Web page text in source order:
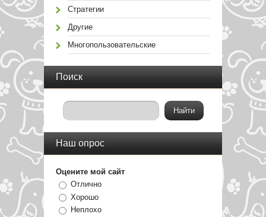
Стратегии
Другие
Многопользовательские
Поиск
Наш опрос
Оцените мой сайт
Отлично
Хорошо
Неплохо